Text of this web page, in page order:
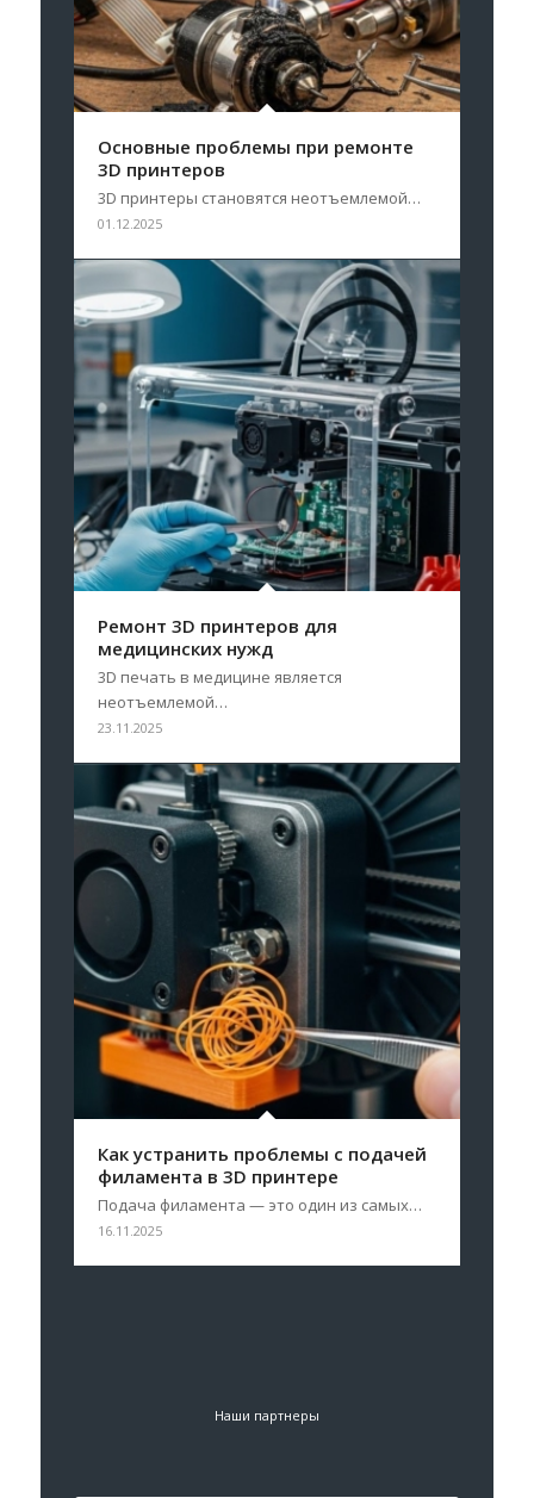
Основные проблемы при ремонте
3D принтеров
3D принтеры становятся неотъемлемой…
01.12.2025
Ремонт 3D принтеров для
медицинских нужд
3D печать в медицине является
неотъемлемой…
23.11.2025
Как устранить проблемы с подачей
филамента в 3D принтере
Подача филамента — это один из самых…
16.11.2025
Наши партнеры